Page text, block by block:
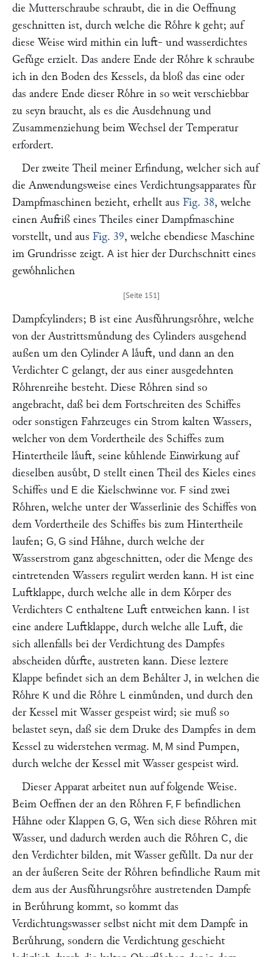
die Mutterschraube schraubt, die in die Oeffnung
geschnitten ist, durch welche die Roͤhre k geht; auf
diese Weise wird mithin ein luft- und wasserdichtes
Gefuͤge erzielt. Das andere Ende der Roͤhre k schraube
ich in den Boden des Kessels, da bloß das eine oder
das andere Ende dieser Roͤhre in so weit verschiebbar
zu seyn braucht, als es die Ausdehnung und
Zusammenziehung beim Wechsel der Temperatur
erfordert.
Der zweite Theil meiner Erfindung, welcher sich auf
die Anwendungsweise eines Verdichtungsapparates fuͤr
Dampfmaschinen bezieht, erhellt aus Fig. 38, welche
einen Aufriß eines Theiles einer Dampfmaschine
vorstellt, und aus Fig. 39, welche ebendiese Maschine
im Grundrisse zeigt. A ist hier der Durchschnitt eines
gewoͤhnlichen
Dampfcylinders; B ist eine Ausfuͤhrungsroͤhre, welche
von der Austrittsmuͤndung des Cylinders ausgehend
außen um den Cylinder A laͤuft, und dann an den
Verdichter C gelangt, der aus einer ausgedehnten
Roͤhrenreihe besteht. Diese Roͤhren sind so
angebracht, daß bei dem Fortschreiten des Schiffes
oder sonstigen Fahrzeuges ein Strom kalten Wassers,
welcher von dem Vordertheile des Schiffes zum
Hintertheile laͤuft, seine kuͤhlende Einwirkung auf
dieselben ausuͤbt, D stellt einen Theil des Kieles eines
Schiffes und E die Kielschwinne vor. F sind zwei
Roͤhren, welche unter der Wasserlinie des Schiffes von
dem Vordertheile des Schiffes bis zum Hintertheile
laufen; G, G sind Haͤhne, durch welche der
Wasserstrom ganz abgeschnitten, oder die Menge des
eintretenden Wassers regulirt werden kann. H ist eine
Luftklappe, durch welche alle in dem Koͤrper des
Verdichters C enthaltene Luft entweichen kann.
ist
eine andere Luftklappe, durch welche alle Luft, die
sich allenfalls bei der Verdichtung des Dampfes
abscheiden duͤrfte, austreten kann. Diese leztere
Klappe befindet sich an dem Behaͤlter J, in welchen die
Roͤhre K und die Roͤhre L einmuͤnden, und durch den
der Kessel mit Wasser gespeist wird; sie muß so
belastet seyn, daß sie dem Druke des Dampfes in dem
Kessel zu widerstehen vermag. M, M sind Pumpen,
durch welche der Kessel mit Wasser gespeist wird.
Dieser Apparat arbeitet nun auf folgende Weise.
Beim Oeffnen der an den Roͤhren F, F befindlichen
Haͤhne oder Klappen G, G, Wen sich diese Roͤhren mit
Wasser, und dadurch werden auch die Roͤhren C, die
den Verdichter bilden, mit Wasser gefuͤllt. Da nur der
an der aͤußeren Seite der Roͤhren befindliche Raum mit
dem aus der Ausfuͤhrungsroͤhre austretenden Dampfe
in Beruͤhrung kommt, so kommt das
Verdichtungswasser selbst nicht mit dem Dampfe in
Beruͤhrung, sondern die Verdichtung geschieht